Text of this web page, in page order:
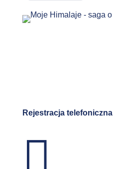
Rejestracja telefoniczna